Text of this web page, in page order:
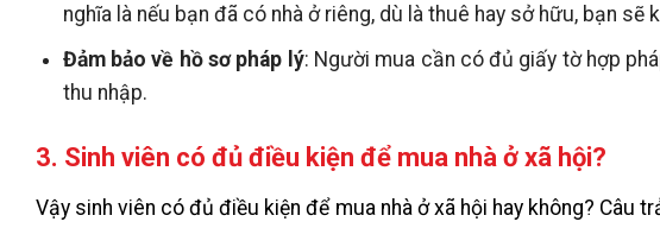
nghĩa là nếu bạn đã có nhà ở riêng, dù là thuê hay sở hữu, bạn sẽ
Đảm bảo về hồ sơ pháp lý: Người mua cần có đủ giấy tờ hợp
thu nhập.
3. Sinh viên có đủ điều kiện để mua nhà ở xã hội?
Vậy sinh viên có đủ điều kiện để mua nhà ở xã hội hay không? Câu